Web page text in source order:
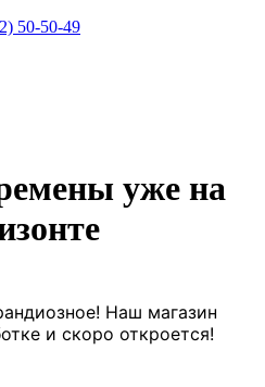
50-50-49
уже на
Наш магазин
и скоро откроется!